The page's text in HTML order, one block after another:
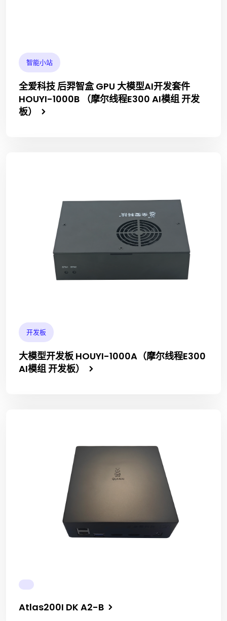
智能小站
全爱科技 后羿智盒 GPU 大模型AI开发套件
HOUYI-1000B （摩尔线程E300 AI模组 开发
板）
开发板
大模型开发板 HOUYI-1000A（摩尔线程E300
AI模组 开发板）
Atlas200I DK A2-B